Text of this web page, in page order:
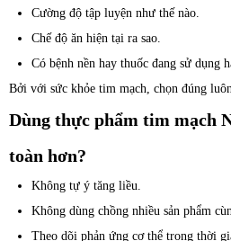
Cường độ tập luyện như thế nào.
Chế độ ăn hiện tại ra sao.
Có bệnh nền hay thuốc đang sử dụng
Bởi với sức khỏe tim mạch, chọn đúng
Dùng thực phẩm tim mạch
toàn hơn?
Không tự ý tăng liều.
Không dùng chồng nhiều sản phẩm
Theo dõi phản ứng cơ thể trong thời